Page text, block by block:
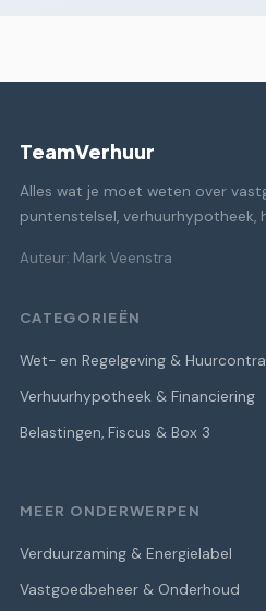
TeamVerhuur
Alles wat je moet weten over
puntenstelsel, verhuurhypotheek,
Auteur: Mark Veenstra
CATEGORIEËN
Wet- en Regelgeving &
Verhuurhypotheek & Financiering
Belastingen, Fiscus & Box 3
MEER ONDERWERPEN
Verduurzaming & Energielabel
Vastgoedbeheer & Onderhoud